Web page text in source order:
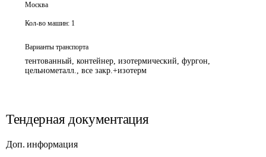
Москва
Кол-во машин: 1
Варианты транспорта
тентованный, контейнер, изотермический, фургон,
цельнометалл., все закр.+изотерм
Тендерная документация
Доп. информация